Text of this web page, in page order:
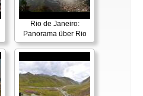
Rio de Janeiro:
Panorama über Rio